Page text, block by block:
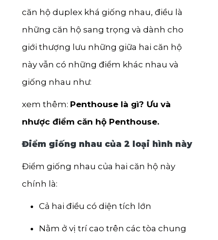
căn hộ duplex khá giống nhau, điều là
những căn hộ sang trọng và dành cho
giới thượng lưu những giữa hai căn hộ
này vẫn có những điểm khác nhau và
giống nhau như:
xem thêm: Penthouse là gì? Ưu và
nhược điểm căn hộ Penthouse.
Điểm giống nhau của 2 loại hình này
Điểm giống nhau của hai căn hộ này
chính là:
Cả hai điều có diện tích lớn
Nằm ở vị trí cao trên các tòa chung